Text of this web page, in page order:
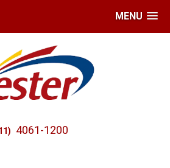
MENU
4061-1200